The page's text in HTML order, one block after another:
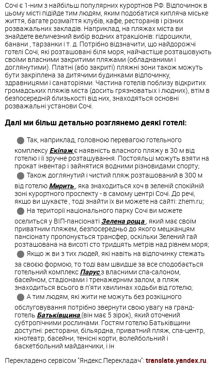
Сочі є 1-ним з найбільш популярних курортнов РФ. Відпочинок в
цьому місті підійде тим людям, яким подобатися кипляча міське
життя, багате розмаїття клубів, кафе, ресторанів і різних
розважальних закладів. Наприклад, на пляжах міста ви
знайдете величезний вибір водних атракціонів: гідроцикли,
банани , тарзанки і т. д. Потрібно відзначити, що найдорожчі
готелі Сочі, які розташовані біля моря, найчастіше розташовують
своїми власними закритими пляжами (обладнаними і
доглянутими). Платні (або закриті) пляжні зони також можуть
бути закріплена за дитячими будинками відпочинку,
здравницями і санаторіями. Частина готелів поблизу відкритих
громадських пляжів міста (досить грязноватых і людних), втім в
безпосередній близькості від них, знаходяться основні
розважальні установи Сочі.
Далі ми більш детально розглянемо деякі готелі:
Так, наприклад, головною перевагою готельного
комплексу Екіпажє наявність власного пляжу в 30 м від
готелю і її зручне розташування. Постояльці можуть взяти на
прокат інвентар і зайнятися водними різновидами спорту;
Також доглянутий і чистий пляж розташований в 300 м
від готелю Мирить, яка знаходиться хоч в зеленій спокійній
зоні курортного проспекту - в самому центрі Сочі. До речі,
якщо ви шукаєте , тоді знайти їх ви можете на сайті: zhem.ru;
На території національного парку Сочі ви можете
оселиться у ВІП-пансіонаті Зелена роща , який має своїм
приватним пляжем, безпосередньо до якого мешканцям
пансіонату пропонується трансфер, оскільки Зелений гай
розташована на висоті сто тридцять метрів над рівнем моря;
Якщо ж ви з тих людей, які навіть на відпочинку стежать
за своєю формою, то тоді вам швидше за все сподобається
готельний комплекс Парусз власними спа-салоном,
басейном, стадіонами і тренажерним залом, а пляж
знаходиться всього в п'яти хвилинах ходьби від готелю;
А тим людям, які жити не можуть без розкішного
обслуговування потрібно звернути свою увагу на гранд-
готель Батьківщина (він має 5 зірок), який оточений
субтропічними рослинами. Гостям готелю Батьківщини
доступні: ресторани, більярдна, приватний пляж, спа-центр,
кінотеатр, басейни, тенісні корти, волейбольний і
баскетбольний майданчики, і ін
Перекладено сервісом "Яндекс.Перекладач": translate.yandex.ru.